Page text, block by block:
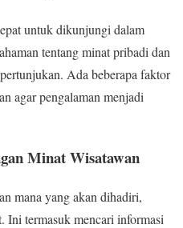
untuk dikunjungi dalam
tentang minat pribadi dan
Ada beberapa faktor
agar pengalaman menjadi
Minat Wisatawan
mana yang akan dihadiri,
Ini termasuk mencari informasi